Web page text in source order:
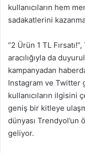
kullanıcıların hem
sadakatlerini
“2 Ürün 1 TL
aracılığıyla da
kampanyadan
Instagram ve Twitter
kullanıcıların ilgisini
geniş bir kitleye
dünyası
geliyor.